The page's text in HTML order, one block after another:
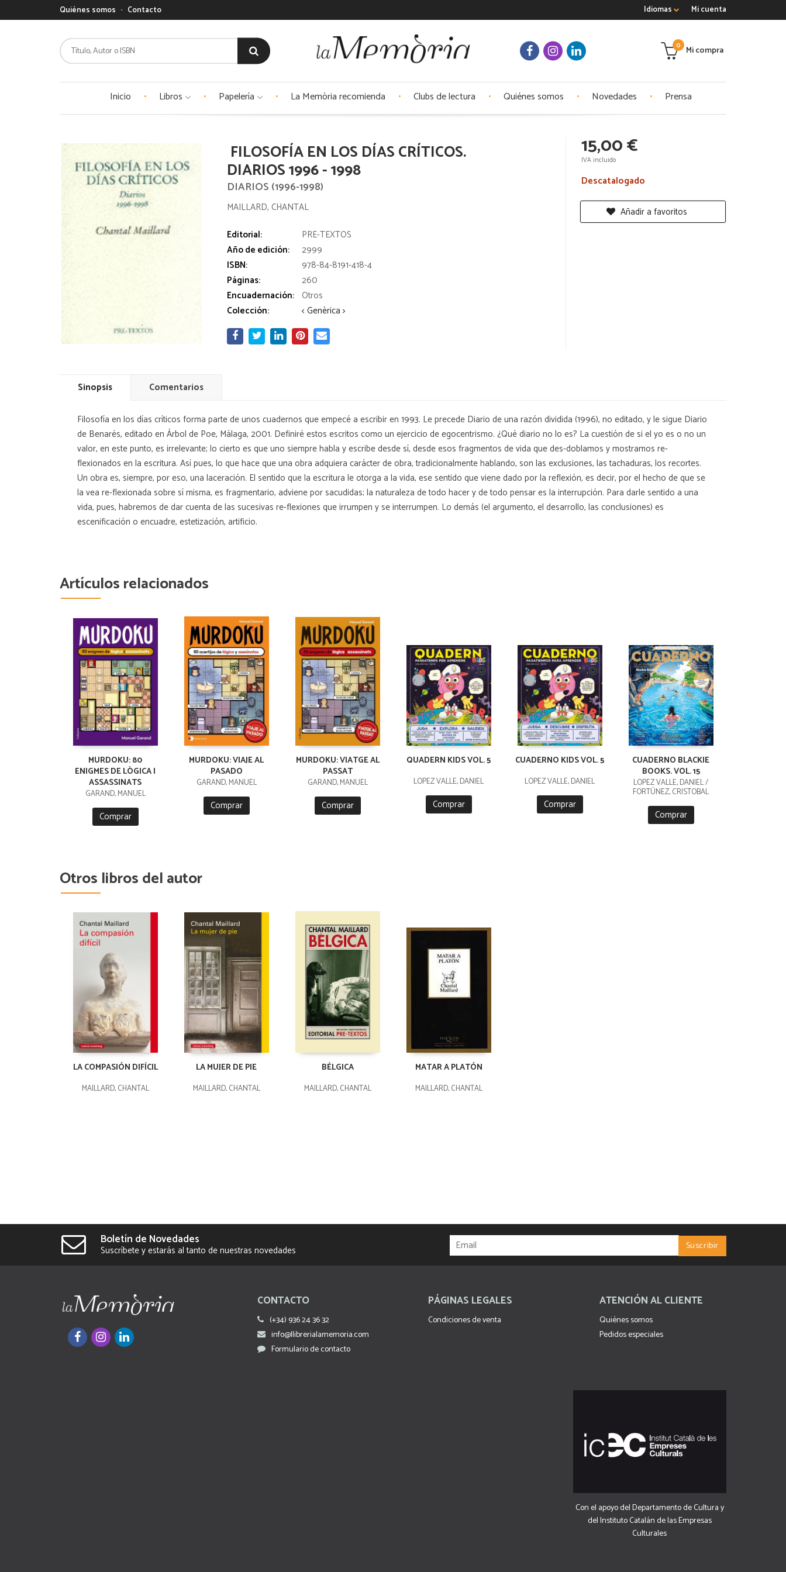
Mi cuenta
Idiomas
Quiénes somos Contacto
Mi compra
0
Inicio Libros Papelería La Memòria recomienda Clubs de lectura Quiénes somos Novedades Prensa
FILOSOFÍA EN LOS DÍAS CRÍTICOS.
DIARIOS 1996 - 1998
DIARIOS (1996-1998)
MAILLARD, CHANTAL
Editorial:
PRE-TEXTOS
Año de edición:
2999
ISBN:
978-84-8191-418-4
Páginas:
260
Encuadernación: Otros
Colección:
< Genèrica >
15,00 €
IVA incluido
Descatalogado
Añadir a favoritos
Sinopsis Comentarios
Filosofía en los días críticos forma parte de unos cuadernos que empecé a escribir en 1993. Le precede Diario de una razón dividida (1996), no editado, y le sigue Diario
de Benarés, editado en Árbol de Poe, Málaga, 2001. Definiré estos escritos como un ejercicio de egocentrismo. ¿Qué diario no lo es? La cuestión de si el yo es o no un
valor, en este punto, es irrelevante; lo cierto es que uno siempre habla y escribe desde sí, desde esos fragmentos de vida que des-doblamos y mostramos re-
flexionados en la escritura. Así pues, lo que hace que una obra adquiera carácter de obra, tradicionalmente hablando, son las exclusiones, las tachaduras, los recortes.
Un obra es, siempre, por eso, una laceración. El sentido que la escritura le otorga a la vida, ese sentido que viene dado por la reflexión, es decir, por el hecho de que se
la vea re-flexionada sobre sí misma, es fragmentario, adviene por sacudidas; la naturaleza de todo hacer y de todo pensar es la interrupción. Para darle sentido a una
vida, pues, habremos de dar cuenta de las sucesivas re-flexiones que irrumpen y se interrumpen. Lo demás (el argumento, el desarrollo, las conclusiones) es
escenificación o encuadre, estetización, artificio.
Artículos relacionados
MURDOKU: 80
ENIGMES DE LÒGICA I
ASSASSINATS
GARAND, MANUEL
Comprar
MURDOKU: VIAJE AL
PASADO
GARAND, MANUEL
Comprar
MURDOKU: VIATGE AL
PASSAT
GARAND, MANUEL
Comprar
QUADERN KIDS VOL. 5
LÓPEZ VALLE, DANIEL
Comprar
CUADERNO KIDS VOL. 5
LÓPEZ VALLE, DANIEL
Comprar
CUADERNO BLACKIE
BOOKS. VOL. 15
LÓPEZ VALLE, DANIEL /
FORTÚNEZ, CRISTOBAL
Comprar
Otros libros del autor
LA COMPASIÓN DIFÍCIL
MAILLARD, CHANTAL
LA MUJER DE PIE
MAILLARD, CHANTAL
BÉLGICA
MAILLARD, CHANTAL
MATAR A PLATÓN
MAILLARD, CHANTAL
Boletín de Novedades
Suscríbete y estarás al tanto de nuestras novedades
CONTACTO
(+34) 936 24 36 32
info@llibrerialamemoria.com
Formulario de contacto
PÁGINAS LEGALES
Condiciones de venta
ATENCIÓN AL CLIENTE
Quiénes somos
Pedidos especiales
Con el apoyo del Departamento de Cultura y
del Instituto Catalán de las Empresas
Culturales